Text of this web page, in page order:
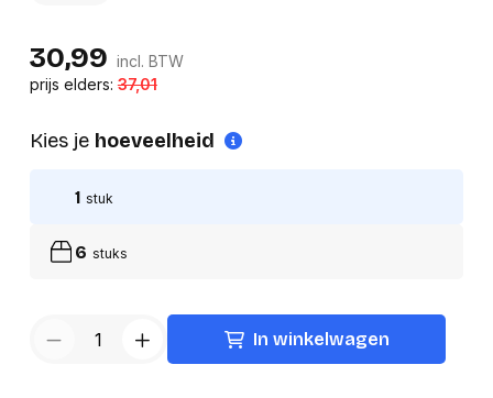
30,99 incl. BTW
prijs elders:37,01
Kies je hoeveelheid
1 stuk
6 stuks
In winkelwagen